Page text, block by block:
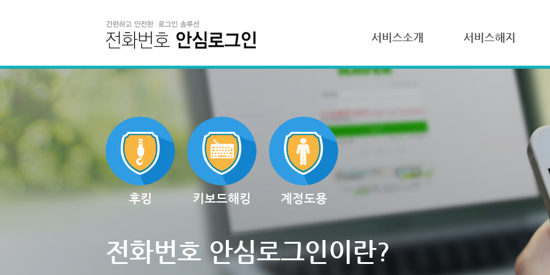
서비스소개 서비스해지
후킹 키보드해킹 계정도용
전화번호 안심로그인이란?